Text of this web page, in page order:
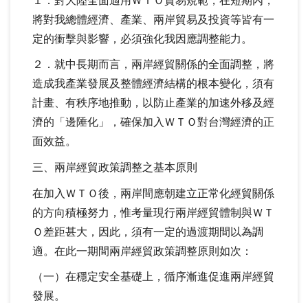
將對我總體經濟、產業、兩岸貿易及投資等皆有一
定的衝擊與影響，必須強化我因應調整能力。
２．就中長期而言，兩岸經貿關係的全面調整，將
造成我產業發展及整體經濟結構的根本變化，須有
計畫、有秩序地推動，以防止產業的加速外移及經
濟的「邊陲化」，確保加入ＷＴＯ對台灣經濟的正
面效益。
三、兩岸經貿政策調整之基本原則
在加入ＷＴＯ後，兩岸間應朝建立正常化經貿關係
的方向積極努力，惟考量現行兩岸經貿體制與ＷＴ
Ｏ差距甚大，因此，須有一定的過渡期間以為調
適。在此一期間兩岸經貿政策調整原則如次：
（一）在穩定安全基礎上，循序漸進促進兩岸經貿
發展。